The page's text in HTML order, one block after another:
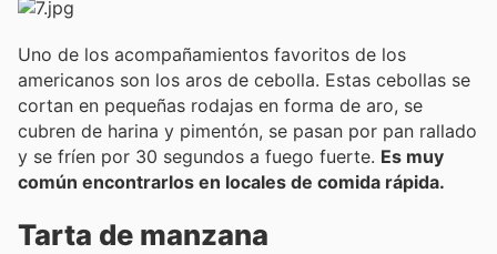
Uno de los acompañamientos favoritos de los
americanos son los aros de cebolla. Estas cebollas se
cortan en pequeñas rodajas en forma de aro, se
cubren de harina y pimentón, se pasan por pan rallado
y se fríen por 30 segundos a fuego fuerte. Es muy
común encontrarlos en locales de comida rápida.
Tarta de manzana